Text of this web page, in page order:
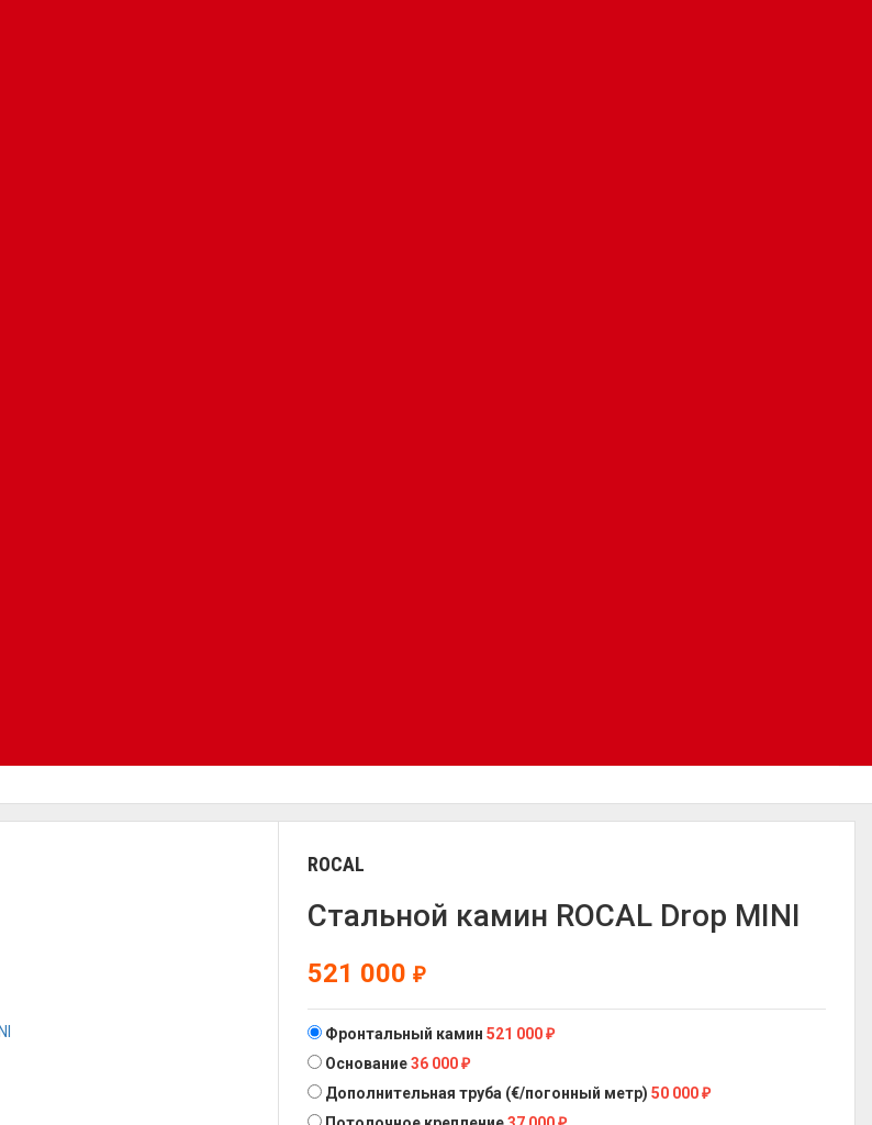
ROCAL
Стальной камин ROCAL Drop MINI
521 000₽
Фронтальный камин521 000₽
Основание36 000₽
Дополнительная труба (€/погонный метр) 50 000₽
₽